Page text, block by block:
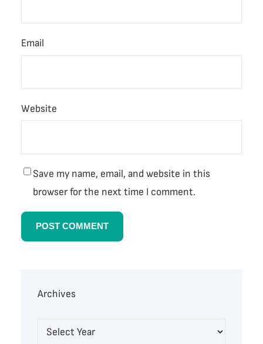
Email
Website
Save my name, email, and website in this
browser for the next time I comment.
Archives